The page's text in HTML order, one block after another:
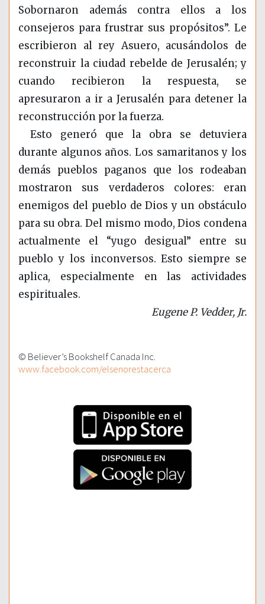
Sobornaron además contra ellos a los
consejeros para frustrar sus propósitos”. Le
escribieron al rey Asuero, acusándolos de
reconstruir la ciudad rebelde de Jerusalén; y
cuando recibieron la respuesta, se
apresuraron a ir a Jerusalén para detener la
reconstrucción por la fuerza.
Esto generó que la obra se detuviera
durante algunos años. Los samaritanos y los
demás pueblos paganos que los rodeaban
mostraron sus verdaderos colores: eran
enemigos del pueblo de Dios y un obstáculo
para su obra. Del mismo modo, Dios condena
actualmente el “yugo desigual” entre su
pueblo y los inconversos. Esto siempre se
aplica, especialmente en las actividades
espirituales.
Eugene P. Vedder, Jr.
© Believer’s Bookshelf Canada Inc.
www.facebook.com/elsenorestacerca